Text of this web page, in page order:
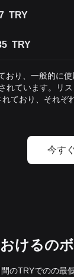
TRY
TRY
おり、一般的に使
れています。リス
ており、それぞ
今す
けるの
のTRYでのの